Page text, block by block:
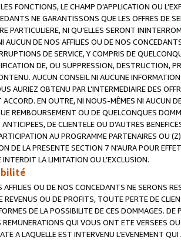
FONCTIONS, LE CHAMP D’APPLICATION OU
NE GARANTISSONS QUE LES OFFRES DE
PARTICULIERE, NI QU’ELLES SERONT
AUCUN DE NOS AFFILIES OU DE NOS
DE SERVICE, Y COMPRIS DE
DE, OU SUPPRESSION, DESTRUCTION,
AUCUN CONSEIL NI AUCUNE
AURIEZ OBTENU PAR L’INTERMEDIAIRE DES
EN OUTRE, NI NOUS-MÊMES NI AUCUN
REMBOURSEMENT OU DE QUELCONQUES
DE CLIENTELE OU D'AUTRES
AU PROGRAMME PARTENAIRES OU
DE LA PRESENTE SECTION 7 N'AURA POUR
LA LIMITATION OU L’EXCLUSION.
OU DE NOS CONCEDANTS NE SERONS
OU DE PROFITS, TOUTE PERTE DE
DE LA POSSIBILITE DE CES DOMMAGES.
REMUNERATIONS QUI VOUS ONT ETE VERSEES
A LAQUELLE EST INTERVENU L’EVENEMENT